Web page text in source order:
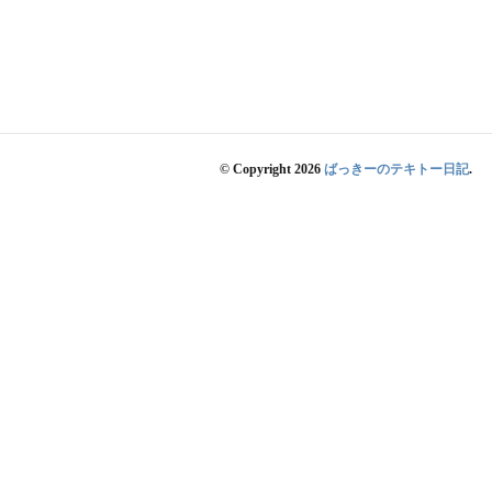
© Copyright 2026ばっきーのテキトー日記.